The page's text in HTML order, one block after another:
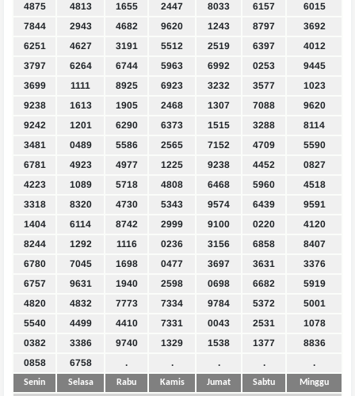
4875
4813 1655 2447 8033 6157
6015
7844
2943 4682 9620 1243 8797
3692
6251
4627 3191 5512 2519 6397
4012
3797
6264 6744 5963 6992 0253
9445
3699
1111 8925 6923 3232 3577
1023
9238
1613 1905 2468 1307 7088
9620
9242
1201 6290 6373 1515 3288
8114
3481
0489 5586 2565 7152 4709
5590
6781
4923 4977 1225 9238 4452
0827
4223
1089 5718 4808 6468 5960
4518
3318
8320 4730 5343 9574 6439
9591
1404
6114 8742 2999 9100 0220
4120
8244
1292 1116 0236 3156 6858
8407
6780
7045 1698 0477 3697 3631
3376
6757
9631 1940 2598 0698 6682
5919
4820
4832 7773 7334 9784 5372
5001
5540
4499 4410 7331 0043 2531
1078
0382
3386 9740 1329 1538 1377
8836
0858
6758 . . . . .
Senin Selasa Rabu Kamis Jumat Sabtu Minggu